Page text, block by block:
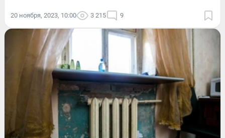
20 ноября, 2023, 10:00 3 215 9